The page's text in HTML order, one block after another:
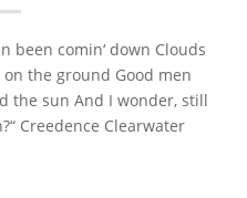
been comin‘ down Clouds
the ground Good men
the sun And I wonder, still
Creedence Clearwater